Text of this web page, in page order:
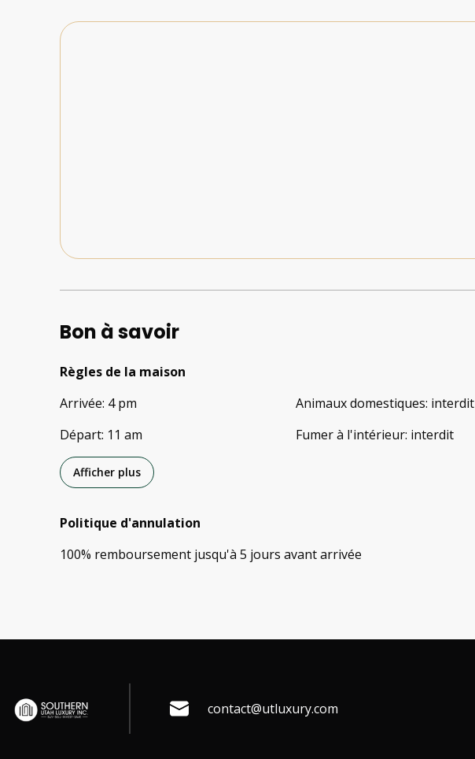
Bon à savoir
Règles de la maison
Arrivée: 4 pm
Départ: 11 am
Animaux domestiques: interdit
Fumer à l'intérieur: interdit
Afficher plus
Politique d'annulation
100% remboursement jusqu'à 5 jours avantarrivée
contact@utluxury.com